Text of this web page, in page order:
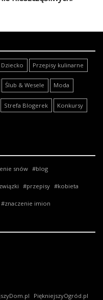
Przepisy kulinarne
Ślub & Wesele Moda
Strefa Blogerek Konkursy
snów blog
związki przepisy kobieta
znaczenie imion
PiękniejszyOgród.pl